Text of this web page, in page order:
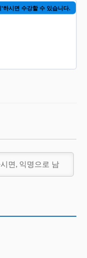
하시면 수강할 수 있습니다.